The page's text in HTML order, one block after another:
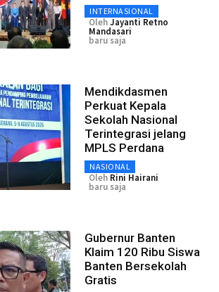
INTERNASIONAL
OlehJayanti Retno
Mandasari
baru saja
Mendikdasmen
Perkuat Kepala
Sekolah Nasional
Terintegrasi jelang
MPLS Perdana
NASIONAL
Oleh Rini Hairani
baru saja
Gubernur Banten
Klaim 120 Ribu Siswa
Banten Bersekolah
Gratis